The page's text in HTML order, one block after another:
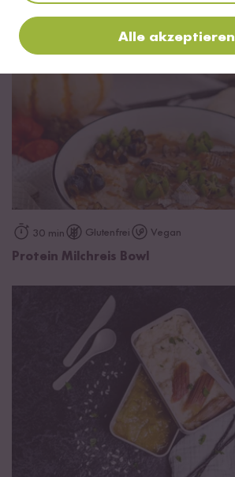
30 min Glutenfrei Vegan
Protein Milchreis Bowl
Alle akzeptieren